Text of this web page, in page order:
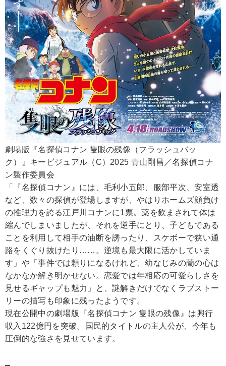
劇場版『名探偵コナン 隻眼の残像（フラッシュバッ
ク）』キービジュアル（C）2025 青山剛昌／名探偵コナ
ン製作委員会
「『名探偵コナン』には、毛利小五郎、服部平次、安室透
など、数々の探偵が登場しますが、やはりホームズ顔負け
の推理力を誇る江戸川コナンに1票。薬を飲まされて体は
縮んでしまいましたが、それを逆手にとり、子どもである
ことを利用して相手の油断を誘ったり、スケボーで狭い通
路をくぐり抜けたり……。逆境も最大限に活かしていま
す」や「事件では頼りになるけれど、幼なじみの蘭の心は
なかなか解き明かせない。恋愛では年相応の可愛らしさを
見せるギャップも魅力」と、謎解きだけでなくラブストー
リーの描写も印象に残ったようです。
現在公開中の劇場版『名探偵コナン 隻眼の残像』は興行
収入122億円を突破。国民的タイトルの主人公が、今年も
圧倒的な強さを見せています。